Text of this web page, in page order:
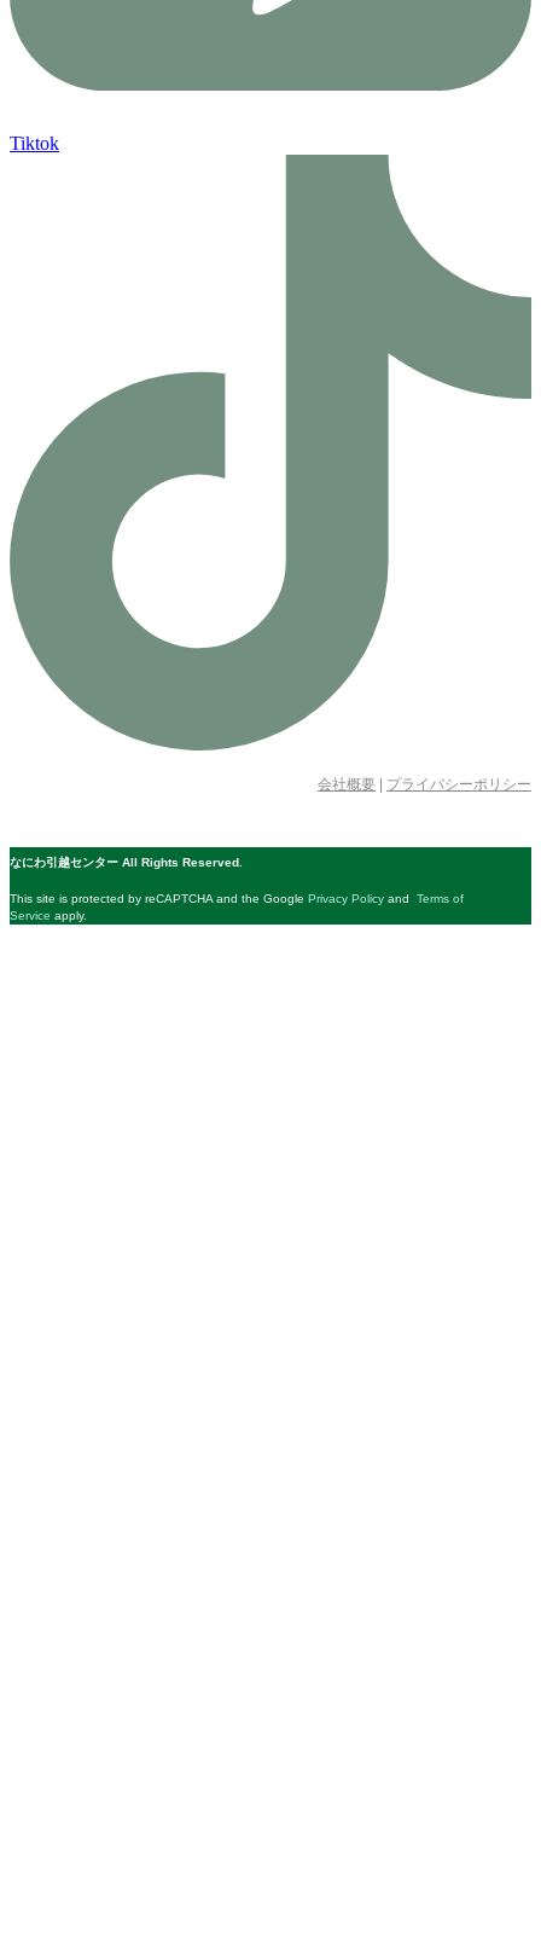
Tiktok
会社概要 プライバシーポリシー
なにわ引越センター All Rights Reserved.
This site is protected by reCAPTCHA and the Google Privacy Policy and Terms of
Service apply.